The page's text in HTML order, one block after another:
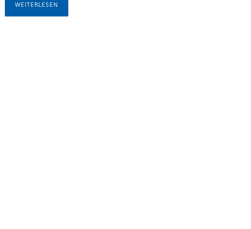
WEITERLESEN